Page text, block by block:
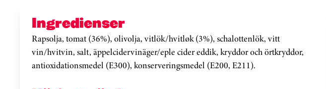
Ingredienser
Rapsolja, tomat (36%), olivolja, vitlök/hvitløk (3%), schalottenlök, vitt
vin/hvitvin, salt, äppelcidervinäger/eple cider eddik, kryddor och örtkryddor,
antioxidationsmedel (E300), konserveringsmedel (E200, E211).